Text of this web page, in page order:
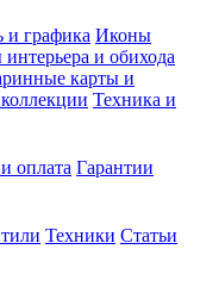
графика Иконы
и обихода
карты и
Техника и
оплата Гарантии
Техники Статьи